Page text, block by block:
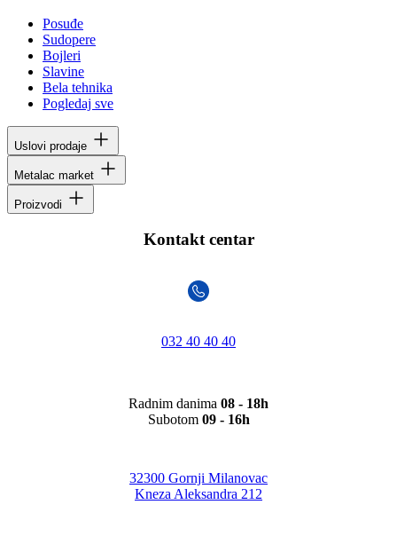
Posuđe
Sudopere
Bojleri
Slavine
Bela tehnika
Pogledaj sve
Uslovi prodaje
Metalac market
Proizvodi
Kontakt centar
032 40 40 40
Radnim danima 08 - 18h
Subotom 09 - 16h
32300 Gornji Milanovac
Kneza Aleksandra 212